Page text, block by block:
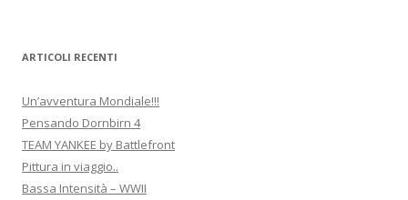
ARTICOLI RECENTI
Un’avventura Mondiale!!!
Pensando Dornbirn 4
TEAM YANKEE by Battlefront
Pittura in viaggio..
Bassa Intensità – WWII